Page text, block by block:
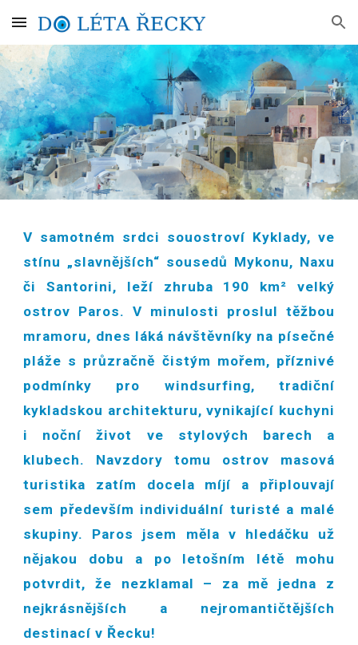
Skip to main content Skip to navigation
V samotném srdci souostroví Kyklady, ve
stínu „slavnějších“ sousedů Mykonu, Naxu
či Santorini, leží zhruba 190 km² velký
ostrov Paros. V minulosti proslul těžbou
mramoru, dnes láká návštěvníky na písečné
pláže s průzračně čistým mořem, příznivé
podmínky pro windsurfing, tradiční
kykladskou architekturu, vynikající kuchyni
i noční život ve stylových barech a
klubech. Navzdory tomu ostrov masová
turistika zatím docela míjí a připlouvají
sem především individuální turisté a malé
skupiny. Paros jsem měla v hledáčku už
nějakou dobu a po letošním létě mohu
potvrdit, že nezklamal – za mě jedna z
nejkrásnějších a nejromantičtějších
destinací v Řecku!